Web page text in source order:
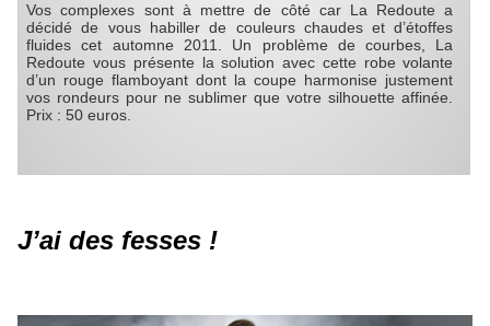
Vos complexes sont à mettre de côté car La Redoute a
décidé de vous habiller de couleurs chaudes et d’étoffes
fluides cet automne 2011. Un problème de courbes, La
Redoute vous présente la solution avec cette robe volante
d’un rouge flamboyant dont la coupe harmonise justement
vos rondeurs pour ne sublimer que votre silhouette affinée.
Prix : 50 euros.
J’ai des fesses !